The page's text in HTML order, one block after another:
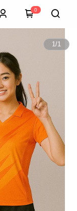
0
1/1